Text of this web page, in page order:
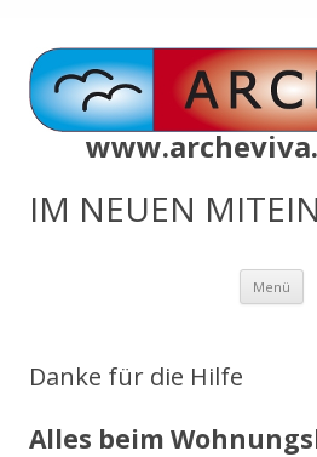
IM NEUEN
Menü
Danke für die Hilfe
Alles beim